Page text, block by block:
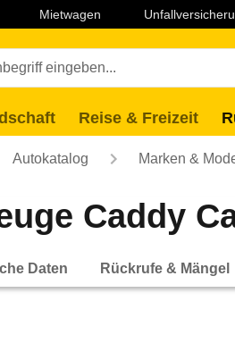
Mietwagen
Reise & Freizeit
Autokatalog Marken &
Caddy
Daten Rückrufe & Mängel